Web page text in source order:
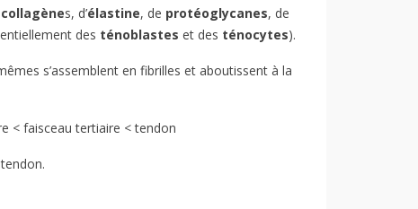
: LA CONNAÎTRE
article pour expliquer de
manière simple et complète ce
LA DERMITE ESTIVALE :
s, d’élastine, de protéoglycanes, de
des ténoblastes et des ténocytes).
s’assemblent en fibrilles et aboutissent à la
< faisceau tertiaire < tendon